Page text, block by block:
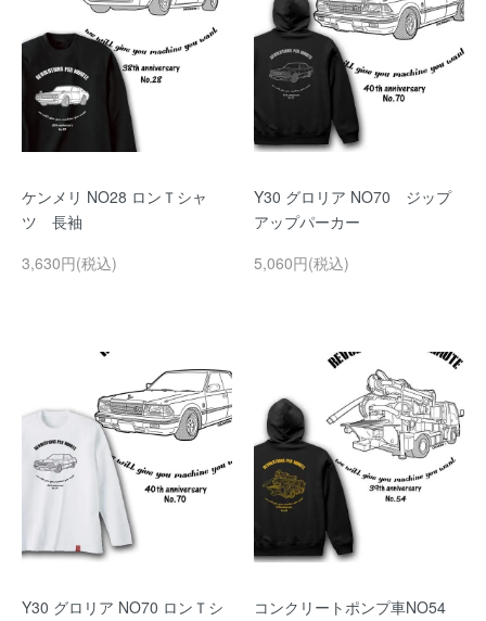
ケンメリ NO28 ロンＴシャ
ツ 長袖
3,630円(税込)
Y30 グロリア NO70 ジップ
アップパーカー
5,060円(税込)
Y30 グロリア NO70 ロンＴシ コンクリートポンプ車NO54